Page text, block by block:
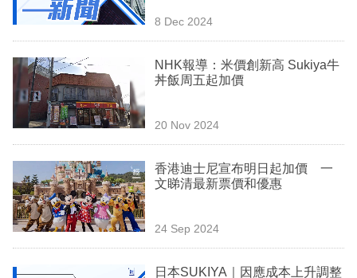
生
時
事
欄
訂
閱
8 Dec 2024
NHK報導：米價創新高 Sukiya牛
丼飯周五起加價
20 Nov 2024
香港迪士尼宣布明日起加價 一
文睇清最新票價和優惠
24 Sep 2024
日本SUKIYA｜因應成本上升調整